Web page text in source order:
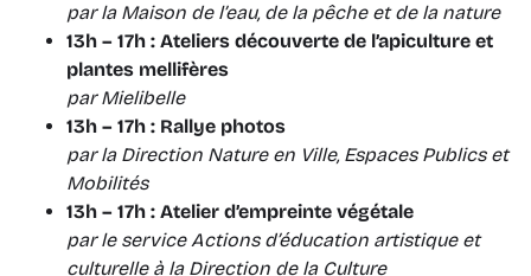
par la Maison de l’eau, de la pêche et de la nature
13h – 17h : Ateliers découverte de l’apiculture et
plantes mellifères
par Mielibelle
13h – 17h : Rallye photos
par la Direction Nature en Ville, Espaces Publics et
Mobilités
13h – 17h : Atelier d’empreinte végétale
par le service Actions d’éducation artistique et
culturelle à la Direction de la Culture